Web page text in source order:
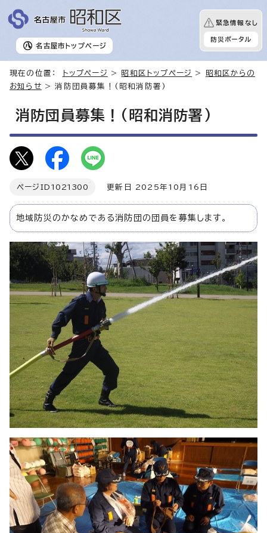
名古屋市 トップページ
緊急情報なし
防災ポータル
現在の位置： トップページ > 昭和区トップページ >
昭和区からの
お知らせ > 消防団員募集！(昭和消防署)
消防団員募集！(昭和消防署)
ページID 1021300 更新日 2025年10月16日
地域防災のかなめである消防団の団員を募集します。